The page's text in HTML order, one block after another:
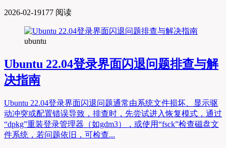
2026-02-19177 阅读
ubuntu
Ubuntu 22.04登录界面闪退问题排查与解
决指南
Ubuntu 22.04登录界面闪退问题通常由系统文件损坏、显示驱
动冲突或配置错误导致，排查时，先尝试进入恢复模式，通过
“dpkg”重装登录管理器（如gdm3），或使用“fsck”检查磁盘文
件系统，若问题依旧，可检查...